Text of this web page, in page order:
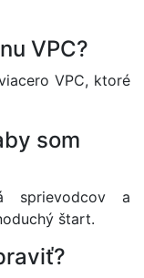
VPC?
VPC, ktoré
som
sprievodcov a
štart.